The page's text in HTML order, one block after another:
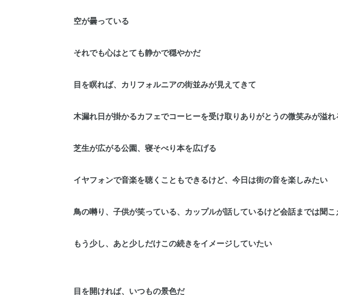
空が曇っている
それでも心はとても静かで穏やかだ
目を瞑れば、カリフォルニアの街並みが見えてきて
木漏れ日が掛かるカフェでコーヒーを受け取りありがとうの微笑みが溢れ
芝生が広がる公園、寝そべり本を広げる
イヤフォンで音楽を聴くこともできるけど、今日は街の音を楽しみたい
鳥の囀り、子供が笑っている、カップルが話しているけど会話までは聞こ
もう少し、あと少しだけこの続きをイメージしていたい
目を開ければ、いつもの景色だ